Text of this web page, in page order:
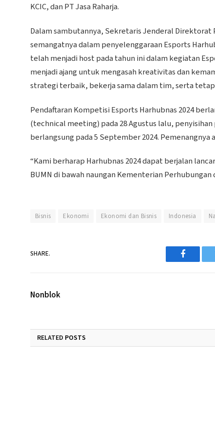
KCIC, dan PT Jasa Raharja.
Dalam sambutannya, Sekretaris Jenderal
semangatnya dalam penyelenggaraan Esports
telah menjadi host pada tahun ini dalam kegiatan
menjadi ajang untuk mengasah kreativitas dan
strategi terbaik, bekerja sama dalam tim, serta
Pendaftaran Kompetisi Esports Harhubnas 2024
(technical meeting) pada 28 Agustus lalu,
berlangsung pada 5 September 2024. Pemenangnya
“Kami berharap Harhubnas 2024 dapat berjalan
BUMN di bawah naungan Kementerian
Bisnis Ekonomi Ekonomi dan Bisnis Indonesia
SHARE.
Nonblok
RELATED POSTS